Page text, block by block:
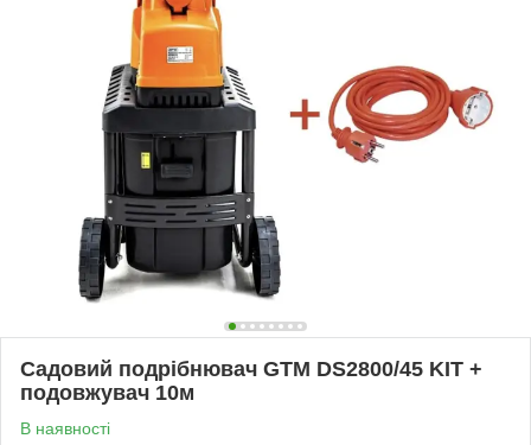
Садовий подрібнювач GTM DS2800/45 KIT +
подовжувач 10м
В наявності